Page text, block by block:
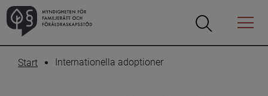
Öppna
Öppna
Menyn
Start Internationella adoptioner